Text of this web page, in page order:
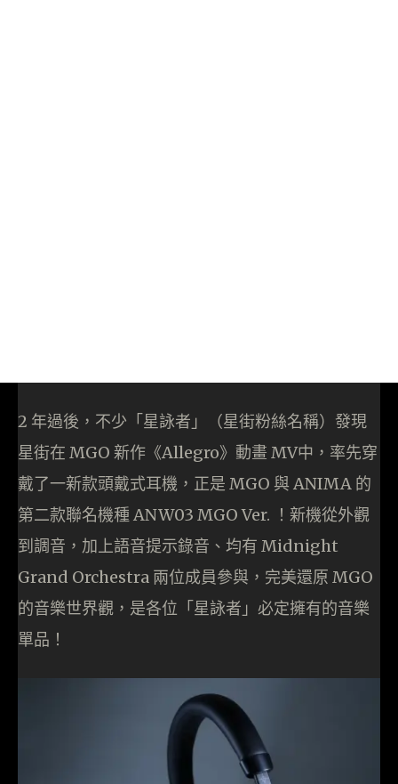
2 年過後，不少「星詠者」（星街粉絲名稱）發現
星街在 MGO 新作《Allegro》動畫 MV中，率先穿
戴了一新款頭戴式耳機，正是 MGO 與 ANIMA 的
第二款聯名機種 ANW03 MGO Ver. ！新機從外觀
到調音，加上語音提示錄音、均有 Midnight
Grand Orchestra 兩位成員參與，完美還原 MGO
的音樂世界觀，是各位「星詠者」必定擁有的音樂
單品！